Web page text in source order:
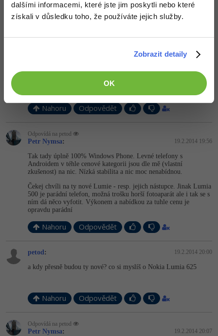
dalšími informacemi, které jste jim poskytli nebo které
získali v důsledku toho, že používáte jejich služby.
Zobrazit detaily
OK
19.2.2014 19:54
Asi pred mesicem jsem se nudil cekanim na kino.
s Android , nokia s WP8), stal jsem asi minutu u Samsungu a
rychle v jezdil prstem po Touchu, asi po par vterinach se mi sekl
Tosame jsem delal u WP, a ani po minute se mi nesekl.
Nahoru Odpovědět
Odpovídá na petod
Petr Nymsa: 19.2.2014 19:56
Tak tady úplně 100% Windows Phone. Levné telefony s
Androidem v téhle cenové kategorii jsou dle mě (vlastní
zkušenost) na nic. Nízká stabilita a nic moc nenabídnou.
Čekej chvíli na ty nové Lumie - resp. jejich nástupce. Jinak Lumia
500 je parádní telefon, možná trošku horší fotoaparát ale i tak se s
ním dá něco vyfotit. Výkonem a nabídkou za tuhle cenu je
opravdu parádní
Nahoru Odpovědět
petod: 19.2.2014 20:00
a kdy přesně budou ty nové? co si myslíš o Nokia Lumia 625
Nahoru Odpovědět
Odpovídá na petod
Petr Nymsa: 19.2.2014 20:07